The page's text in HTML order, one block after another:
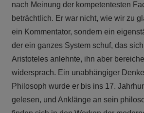
nach Meinung der kompetentesten
beträchtlich. Er war nicht, wie wir zu
ein Kommentator, sondern ein
der ein ganzes System schuf, das
Aristoteles anlehnte, ihn aber
widersprach. Ein unabhängiger
Philosoph wurde er bis ins 17.
gelesen, und Anklänge an sein